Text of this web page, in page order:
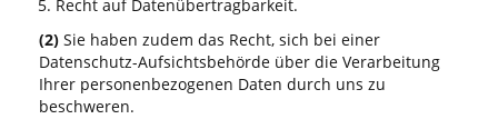
Recht auf Datenübertragbarkeit.
(2) Sie haben zudem das Recht, sich bei einer
Datenschutz-Aufsichtsbehörde über die Verarbeitung
Ihrer personenbezogenen Daten durch uns zu
beschweren.